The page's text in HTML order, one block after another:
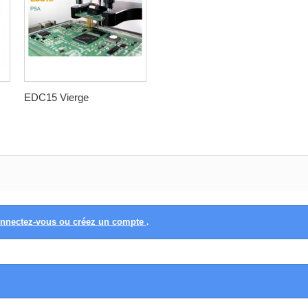
EDC15 Vierge
vous ou créez un compte .